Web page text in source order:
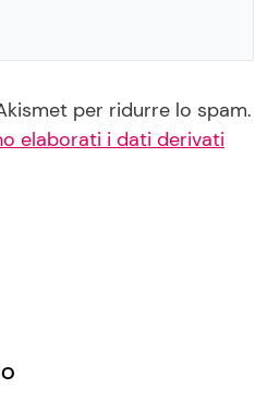
per ridurre lo spam.
elaborati i dati derivati